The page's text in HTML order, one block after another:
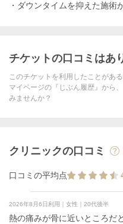
・ダウンタイムを抑えた施術
チケットの口コミはあ
このチケットを利用したことがある
マイページの『じぶん履歴』から
みませんか？
クリニックの口コミ
口コミの平均点
2026年8月6日利用｜女性｜20代後半
熱の痛みが骨に近いところだ